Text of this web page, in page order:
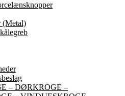
(Metal)
– DØRKROGE –